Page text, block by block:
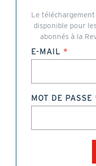
Le
disponible pour
abonnés à la
E-MAIL
MOT DE PASSE